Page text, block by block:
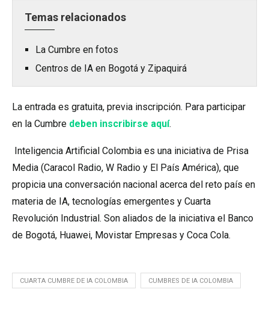
Temas relacionados
La Cumbre en fotos
Centros de IA en Bogotá y Zipaquirá
La entrada es gratuita, previa inscripción. Para participar
en la Cumbre deben inscribirse aquí.
Inteligencia Artificial Colombia es una iniciativa de Prisa
Media (Caracol Radio, W Radio y El País América), que
propicia una conversación nacional acerca del reto país en
materia de IA, tecnologías emergentes y Cuarta
Revolución Industrial. Son aliados de la iniciativa el Banco
de Bogotá, Huawei, Movistar Empresas y Coca Cola.
CUARTA CUMBRE DE IA COLOMBIA CUMBRES DE IA COLOMBIA